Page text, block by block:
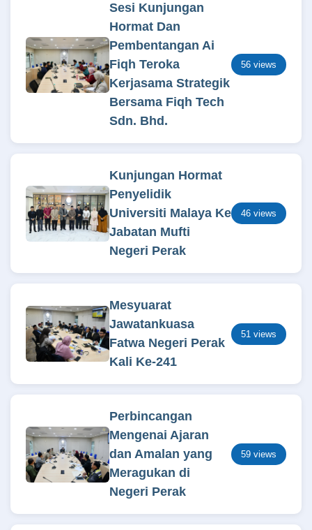
Sesi Kunjungan
Hormat Dan
Pembentangan Ai
Fiqh Teroka
Kerjasama Strategik
Bersama Fiqh Tech
Sdn. Bhd.
56 views
Kunjungan Hormat
Penyelidik
Universiti Malaya Ke
Jabatan Mufti
Negeri Perak
46 views
Mesyuarat
Jawatankuasa
Fatwa Negeri Perak
Kali Ke-241
51 views
Perbincangan
Mengenai Ajaran
dan Amalan yang
Meragukan di
Negeri Perak
59 views